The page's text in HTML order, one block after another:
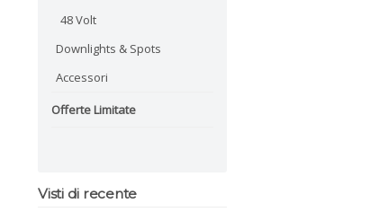
48 Volt
Downlights & Spots
Accessori
Offerte Limitate
Visti di recente